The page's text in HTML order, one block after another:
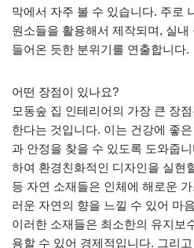
막에서 자주 볼 수 있습니다. 주로
원소들을 활용해서 제작되며, 실
들어온 듯한 분위기를 연출합니다.
어떤 장점이 있나요?
모동숲 집 인테리어의 가장 큰 장
한다는 것입니다. 이는 건강에 좋
과 안정을 찾을 수 있도록 도와줍
하여 환경친화적인 디자인을 실현
등 자연 소재들은 인체에 해로운
러운 자연의 향을 느낄 수 있어 마
이러한 소재들은 최소한의 유지보
용할 수 있어 경제적입니다. 그리